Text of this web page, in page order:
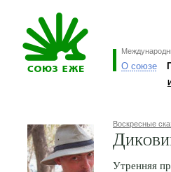
О союзе
Воскресные
Утренняя